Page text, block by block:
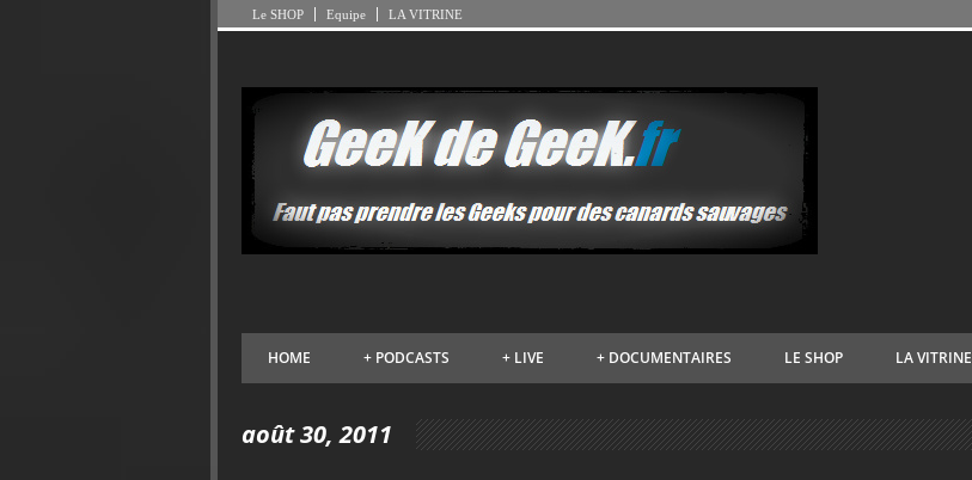
Le SHOP Equipe LA VITRINE
HOME PODCASTS
+ LIVE
+ DOCUMENTAIRES
+ LE SHOP LA VITRINE
août 30, 2011